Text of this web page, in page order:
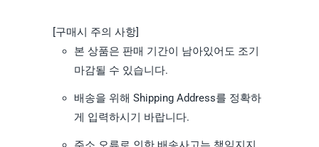
[구매시 주의 사항]
본 상품은 판매 기간이 남아있어도 조기
마감될 수 있습니다.
배송을 위해 Shipping Address를 정확하
게 입력하시기 바랍니다.